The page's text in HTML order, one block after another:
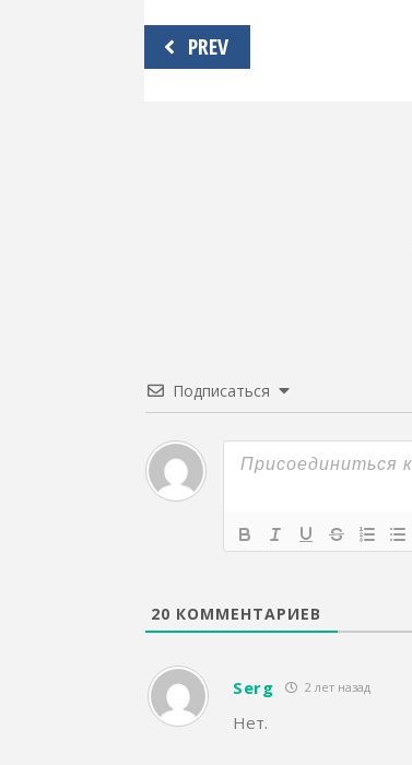
Навигация
по
PREV
Подписаться
20 КОММЕНТАРИЕВ
Serg 2 лет назад
Нет.